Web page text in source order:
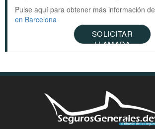
Pulse aquí para obtener más información de
en Barcelona
SOLICITAR
LLAMADA